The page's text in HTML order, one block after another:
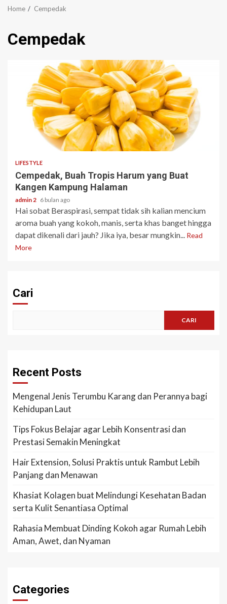
Home Cempedak
Cempedak
3 min read
LIFESTYLE
Cempedak, Buah Tropis Harum yang Buat
Kangen Kampung Halaman
admin 2 6 bulan ago
Hai sobat Beraspirasi, sempat tidak sih kalian mencium
aroma buah yang kokoh, manis, serta khas banget hingga
dapat dikenali dari jauh? Jika iya, besar mungkin...
Read
More
Cari
CARI
Recent Posts
Mengenal Jenis Terumbu Karang dan Perannya bagi
Kehidupan Laut
Tips Fokus Belajar agar Lebih Konsentrasi dan
Prestasi Semakin Meningkat
Hair Extension, Solusi Praktis untuk Rambut Lebih
Panjang dan Menawan
Khasiat Kolagen buat Melindungi Kesehatan Badan
serta Kulit Senantiasa Optimal
Rahasia Membuat Dinding Kokoh agar Rumah Lebih
Aman, Awet, dan Nyaman
Categories